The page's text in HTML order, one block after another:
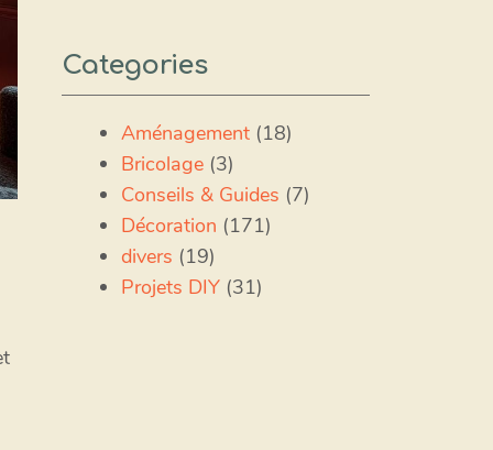
Categories
Aménagement (18)
Bricolage (3)
Conseils & Guides (7)
Décoration (171)
divers (19)
Projets DIY (31)